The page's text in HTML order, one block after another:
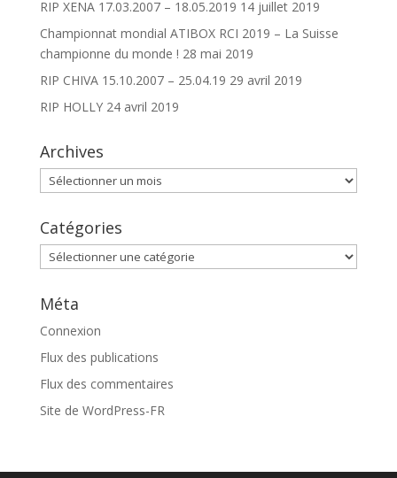
RIP XENA 17.03.2007 – 18.05.2019 14 juillet 2019
Championnat mondial ATIBOX RCI 2019 – La Suisse
championne du monde ! 28 mai 2019
RIP CHIVA 15.10.2007 – 25.04.19 29 avril 2019
RIP HOLLY 24 avril 2019
Archives
Archives
Catégories
Catégories
Méta
Connexion
Flux des publications
Flux des commentaires
Site de WordPress-FR